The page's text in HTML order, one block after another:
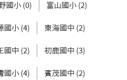
國小 (0) 富山國小 (2)
國小 (4) 東海國中 (2)
國中 (2) 初鹿國中 (3)
國小 (4) 賓茂國中 (2)